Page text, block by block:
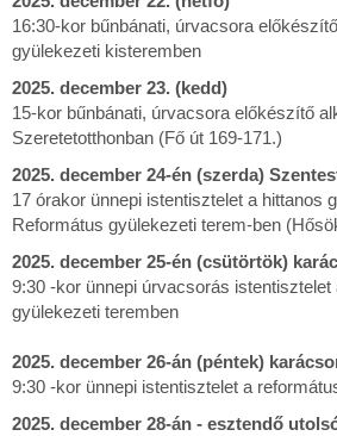
16:30-kor bűnbánati, úrvacsora
gyülekezeti kisteremben
2025. december 23. (kedd)
15-kor bűnbánati, úrvacsora előkészítő
Szeretetotthonban (Fő út 169-171.)
2025. december 24-én (szerda)
17 órakor ünnepi istentisztelet a hittanos
Református gyülekezeti terem-ben
2025. december 25-én (csütörtök)
9:30 -kor ünnepi úrvacsorás istentisztelet
gyülekezeti teremben
2025. december 26-án (péntek)
9:30 -kor ünnepi istentisztelet a
2025. december 28-án - esztendő